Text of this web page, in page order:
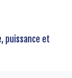
puissance et